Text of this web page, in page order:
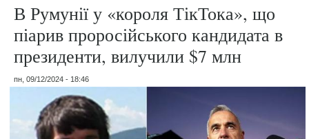
В Румунії у «короля ТікТока», що
піарив проросійського кандидата в
президенти, вилучили $7 млн
пн, 09/12/2024 - 18:46